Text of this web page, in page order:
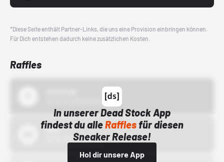
*Diese Seite enthält Partner-Links, die uns eine Provision einbringen können.
Für Dich entstehen dadurch keine zusätzlichen Kosten.
Raffles
In unserer Dead Stock App
findest du alleRafflesfür diesen
Sneaker Release!
Hol dir unsere App
Bstn
01.10.22 00:00 Uhr